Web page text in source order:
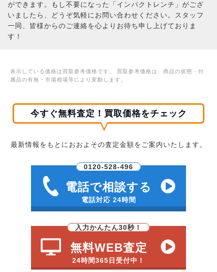
ができます。もし不要になった「インパクトレンチ」がござ
いましたら、どうぞ気軽にお問い合わせください。スタッフ
一同、皆様からのご連絡を心よりお待ち申し上げておりま
す！
表示している価格は買取参考価格です。 買取参考価格は、商品の状態・付
属品の有無・市場相場等により変動します。
今すぐ無料査定！買取価格をチェック
最新情報をもとにおおよその査定金額をご案内いたします。
0120-528-496
電話で相談する
電話対応 24時間
入力かんたん30秒！
無料WEB査定
24時間365日受付中！